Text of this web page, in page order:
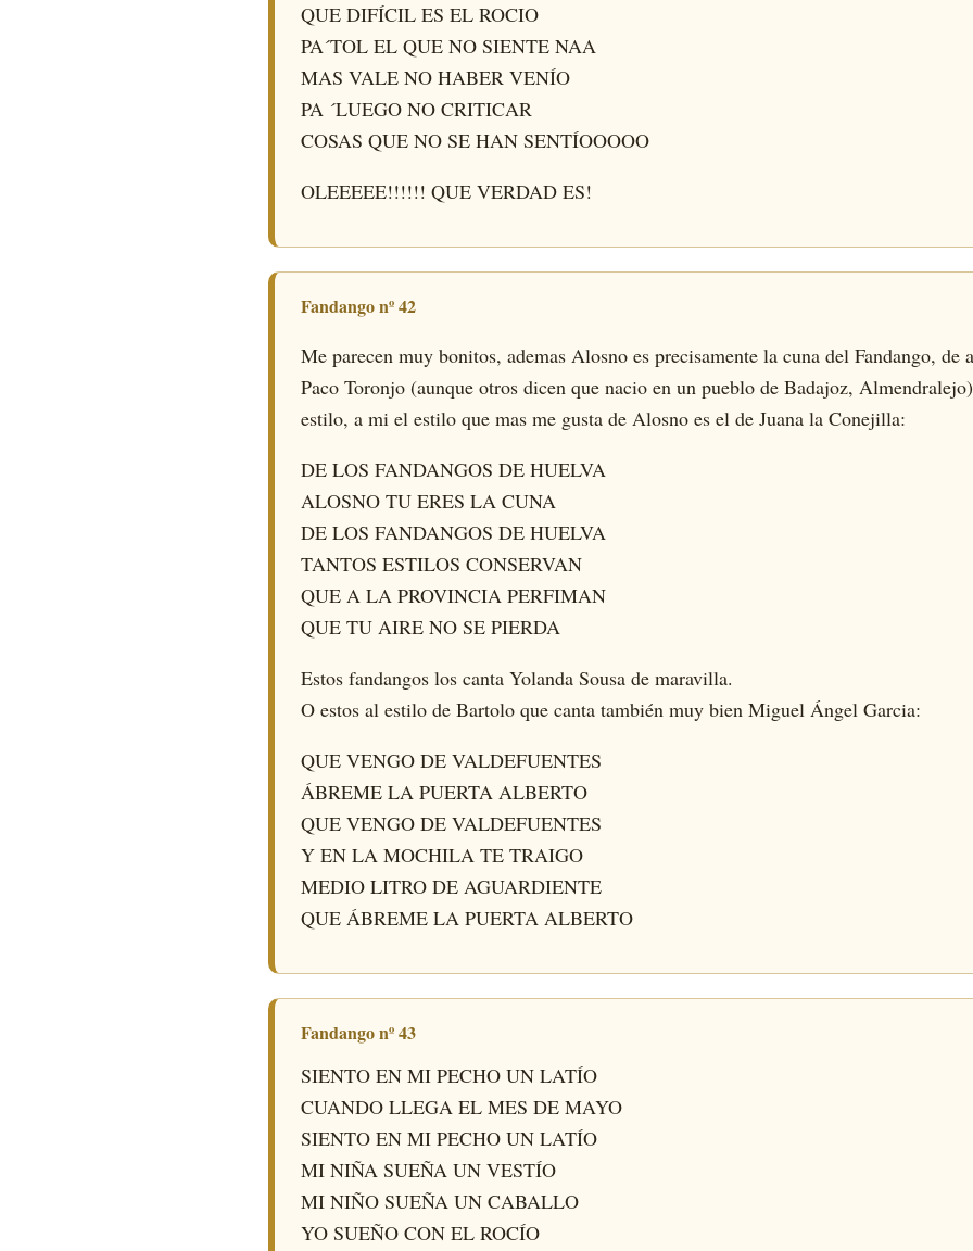
QUE DIFÍCIL ES EL ROCIO
PA´TOL EL QUE NO SIENTE NAA
MAS VALE NO HABER VENÍO
PA ´LUEGO NO CRITICAR
COSAS QUE NO SE HAN SENTÍOOOOO
OLEEEEE!!!!!! QUE VERDAD ES!
Fandango nº 42
Me parecen muy bonitos, ademas Alosno es precisamente la cuna del Fandango, de
Paco Toronjo (aunque otros dicen que nacio en un pueblo de Badajoz,
estilo, a mi el estilo que mas me gusta de Alosno es el de Juana la Conejilla:
DE LOS FANDANGOS DE HUELVA
ALOSNO TU ERES LA CUNA
DE LOS FANDANGOS DE HUELVA
TANTOS ESTILOS CONSERVAN
QUE A LA PROVINCIA PERFIMAN
QUE TU AIRE NO SE PIERDA
Estos fandangos los canta Yolanda Sousa de maravilla.
O estos al estilo de Bartolo que canta también muy bien Miguel Ángel Garcia:
QUE VENGO DE VALDEFUENTES
ÁBREME LA PUERTA ALBERTO
QUE VENGO DE VALDEFUENTES
Y EN LA MOCHILA TE TRAIGO
MEDIO LITRO DE AGUARDIENTE
QUE ÁBREME LA PUERTA ALBERTO
Fandango nº 43
SIENTO EN MI PECHO UN LATÍO
CUANDO LLEGA EL MES DE MAYO
SIENTO EN MI PECHO UN LATÍO
MI NIÑA SUEÑA UN VESTÍO
MI NIÑO SUEÑA UN CABALLO
YO SUEÑO CON EL ROCÍO